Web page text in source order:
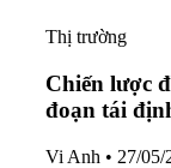
Thị trường
Chiến lược
đoạn tái
Vi Anh • 27/05/